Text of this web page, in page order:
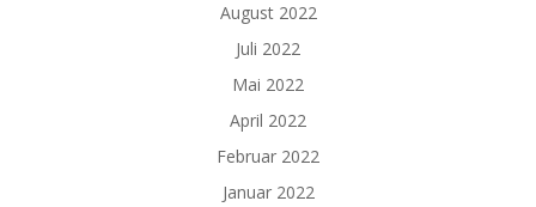
August 2022
Juli 2022
Mai 2022
April 2022
Februar 2022
Januar 2022